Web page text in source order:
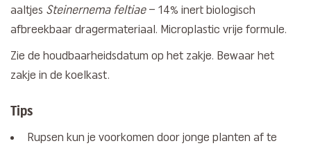
aaltjes Steinernema feltiae– 14% inert biologisch
afbreekbaar dragermateriaal. Microplastic vrije formule.
Zie de houdbaarheidsdatum op het zakje. Bewaar het
zakje in de koelkast.
Tips
Rupsen kun je voorkomen door jonge planten af te